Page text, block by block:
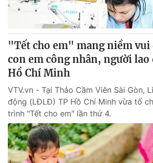
"Tết cho em" mang niềm vui
con em công nhân, người lao
Hồ Chí Minh
VTV.vn - Tại Thảo Cầm Viên Sài Gòn,
động (LĐLĐ) TP Hồ Chí Minh vừa tổ
trình "Tết cho em" lần thứ 4.